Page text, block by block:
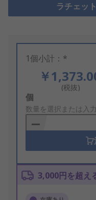
ラチェッ
1個小計：*
￥
(税抜)
Add
to
Basket
個
数量を選択または入力
3,000円を超え